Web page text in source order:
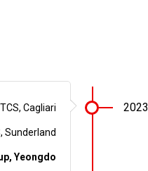
Cagliari
Sunderland
Yeongdo
2023